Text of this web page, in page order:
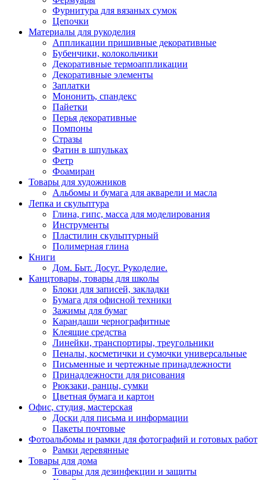
Фурнитура для вязаных сумок
Цепочки
Материалы для рукоделия
Аппликации пришивные декоративные
Бубенчики, колокольчики
Декоративные термоаппликации
Декоративные элементы
Заплатки
Мононить, спандекс
Пайетки
Перья декоративные
Помпоны
Стразы
Фатин в шпульках
Фетр
Фоамиран
Товары для художников
Альбомы и бумага для акварели и масла
Лепка и скульптура
Глина, гипс, масса для моделирования
Инструменты
Пластилин скульптурный
Полимерная глина
Книги
Дом. Быт. Досуг. Рукоделие.
Канцтовары, товары для школы
Блоки для записей, закладки
Бумага для офисной техники
Зажимы для бумаг
Карандаши чернографитные
Клеящие средства
Линейки, транспортиры, треугольники
Пеналы, косметички и сумочки универсальные
Письменные и чертежные принадлежности
Принадлежности для рисования
Рюкзаки, ранцы, сумки
Цветная бумага и картон
Офис, студия, мастерская
Доски для письма и информации
Пакеты почтовые
Фотоальбомы и рамки для фотографий и готовых работ
Рамки деревянные
Товары для дома
Товары для дезинфекции и защиты